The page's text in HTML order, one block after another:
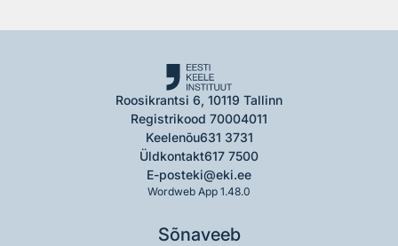
Roosikrantsi 6, 10119 Tallinn
Registrikood 70004011
Keelenõu631 3731
Üldkontakt617 7500
E-posteki@eki.ee
Wordweb App 1.48.0
Sõnaveeb